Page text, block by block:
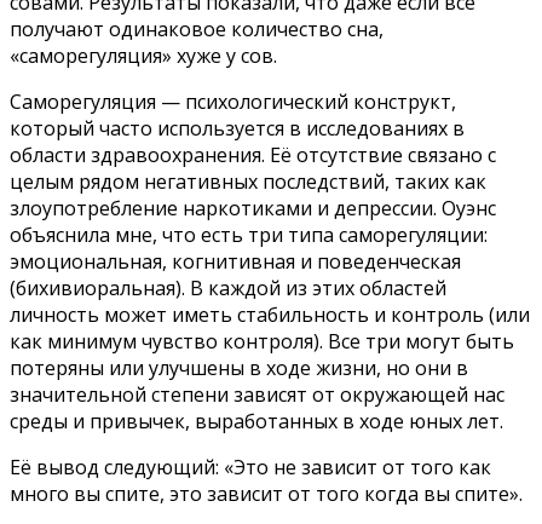
получают одинаковое количество сна,
«саморегуляция» хуже у сов.
Саморегуляция — психологический конструкт,
который часто используется в исследованиях в
области здравоохранения. Её отсутствие связано с
целым рядом негативных последствий, таких как
злоупотребление наркотиками и депрессии. Оуэнс
объяснила мне, что есть три типа саморегуляции:
эмоциональная, когнитивная и поведенческая
(бихивиоральная). В каждой из этих областей
личность может иметь стабильность и контроль (или
как минимум чувство контроля). Все три могут быть
потеряны или улучшены в ходе жизни, но они в
значительной степени зависят от окружающей нас
среды и привычек, выработанных в ходе юных лет.
Её вывод следующий: «Это не зависит от того как
много вы спите, это зависит от того когда вы спите».